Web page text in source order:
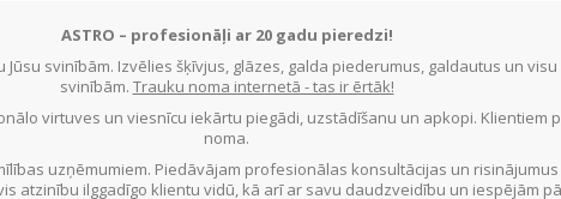
ASTRO – profesionāļi ar 20 gadu pieredzi!
svinībām. Izvēlies šķīvjus, glāzes, galda piederumus, galdautus un
svinībām. Trauku noma internetā - tas ir ērtāk!
virtuves un viesnīcu iekārtu piegādi, uzstādīšanu un apkopi.
noma.
uzņēmumiem. Piedāvājam profesionālas konsultācijas un
atzinību ilggadīgo klientu vidū, kā arī ar savu daudzveidību un iespējām